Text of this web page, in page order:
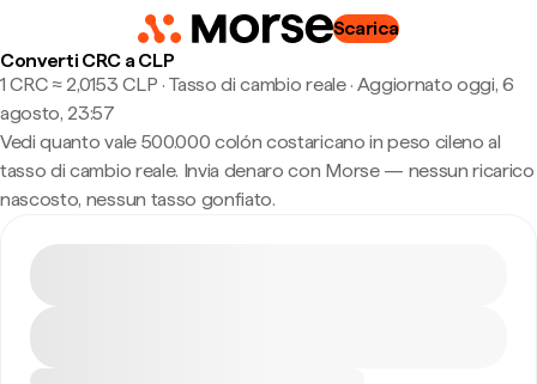
Scarica
Converti CRC a CLP
1 CRC ≈ 2,0153 CLP · Tasso di cambio reale· Aggiornato oggi, 6
agosto, 23:57
Vedi quanto vale 500.000 colón costaricano in peso cileno al
tasso di cambio reale. Invia denaro con Morse — nessun ricarico
nascosto, nessun tasso gonfiato.